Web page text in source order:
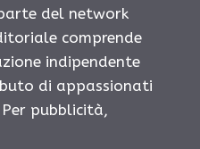
del network
comprende
indipendente
di appassionati
pubblicità,